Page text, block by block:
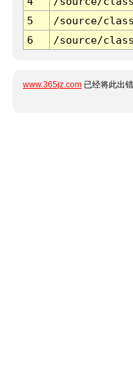
5
/source/
6
/source/
www.365jz.com 已经将此出